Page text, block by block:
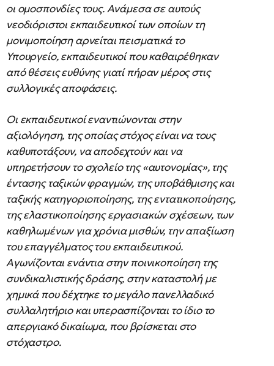
οι ομοσπονδίες τους. Ανάμεσα σε αυτούς
νεοδιόριστοι εκπαιδευτικοί των οποίων τη
μονιμοποίηση αρνείται πεισματικά το
Υπουργείο, εκπαιδευτικοί που καθαιρέθηκαν
από θέσεις ευθύνης γιατί πήραν μέρος στις
συλλογικές αποφάσεις.
Οι εκπαιδευτικοί εναντιώνονται στην
αξιολόγηση, της οποίας στόχος είναι να τους
καθυποτάξουν, να αποδεχτούν και να
υπηρετήσουν το σχολείο της «αυτονομίας», της
έντασης ταξικών φραγμών, της υποβάθμισης και
ταξικής κατηγοριοποίησης, της εντατικοποίησης,
της ελαστικοποίησης εργασιακών σχέσεων, των
καθηλωμένων για χρόνια μισθών, την απαξίωση
του επαγγέλματος του εκπαιδευτικού.
Αγωνίζονται ενάντια στην ποινικοποίηση της
συνδικαλιστικής δράσης, στην καταστολή με
χημικά που δέχτηκε το μεγάλο πανελλαδικό
συλλαλητήριο και υπερασπίζονται το ίδιο το
απεργιακό δικαίωμα, που βρίσκεται στο
στόχαστρο.